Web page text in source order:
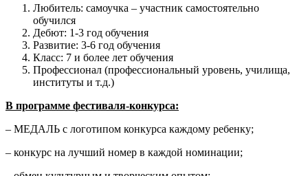
Любитель: самоучка – участник самостоятельно
обучился
Дебют: 1-3 год обучения
Развитие: 3-6 год обучения
Класс: 7 и более лет обучения
Профессионал (профессиональный уровень, училища,
институты и т.д.)
В программе фестиваля-конкурса:
– МЕДАЛЬ с логотипом конкурса каждому ребенку;
– конкурс на лучший номер в каждой номинации;